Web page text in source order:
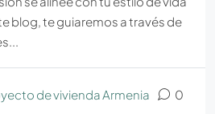
blog, te guiaremos a través de
de vivienda Armenia 0